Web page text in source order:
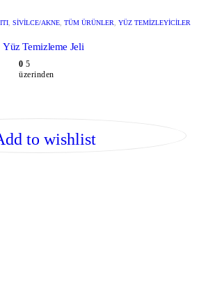
SIVILCE/AKNE TÜM ÜRÜNLER YÜZ TEMIZLEYICILER
Yüz Temizleme Jeli
0 5
üzerinden
to wishlist